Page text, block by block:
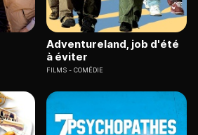
Adventureland, job d'été
à éviter
FILMS COMÉDIE